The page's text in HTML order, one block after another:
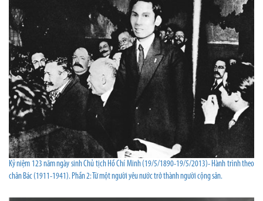
Kỷ niệm 123 năm ngày sinh Chủ tịch Hồ Chí Minh (19/5/1890-19/5/2013)- Hành trình theo
chân Bác (1911-1941). Phần 2: Từ một người yêu nước trở thành người cộng sản.